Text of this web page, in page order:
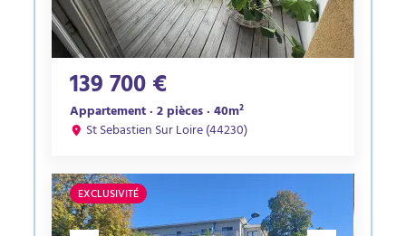
139 700 €
Appartement · 2 pièces · 40m²
St Sebastien Sur Loire (44230)
EXCLUSIVITÉ